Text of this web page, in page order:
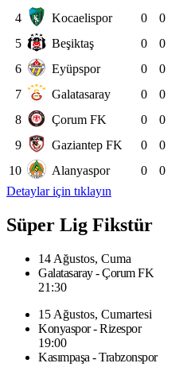
4
Kocaelispor 0
0
5
Beşiktaş 0
0
6
Eyüpspor 0
0
7
Galatasaray 0
0
8
Çorum FK 0
0
9
Gaziantep FK 0
0
10
Alanyaspor 0
0
Detaylar için tıklayın
Süper Lig Fikstür
14 Ağustos, Cuma
Galatasaray - Çorum FK
21:30
15 Ağustos, Cumartesi
Konyaspor - Rizespor
19:00
Kasımpaşa - Trabzonspor